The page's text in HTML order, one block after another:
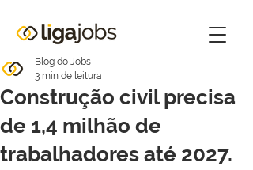
Construção civil precisa
de 1,4 milhão de
trabalhadores até 2027.
Blog do Jobs
3 min de leitura